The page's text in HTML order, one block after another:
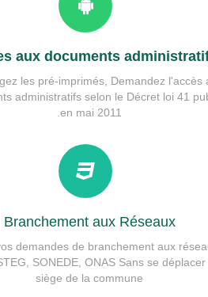
aux documents
les pré-imprimés, Demandez l'accès
administratifs selon le Décret loi 41
en mai 2011.
Branchement aux Réseaux
demandes de branchement aux
SONEDE, ONAS Sans se déplacer
siège de la commune